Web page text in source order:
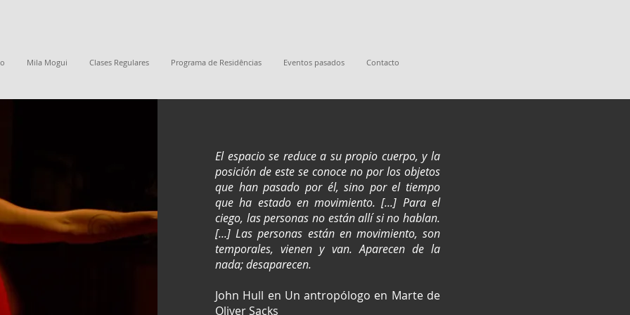
Mila Mogui Clases Regulares Programa de Residências Eventos pasados Contacto
El espacio se reduce a su propio cuerpo, y la
posición de este se conoce no por los objetos
que han pasado por él, sino por el tiempo
que ha estado en movimiento. [...] Para el
ciego, las personas no están allí si no hablan.
[...] Las personas están en movimiento, son
temporales, vienen y van. Aparecen de la
nada; desaparecen.
John Hull en Un antropólogo en Marte de
Oliver Sacks